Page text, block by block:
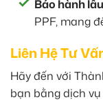
Bảo hành
PPF, mang
Liên Hệ Tư
Hãy đến với
bạn bằng dịch